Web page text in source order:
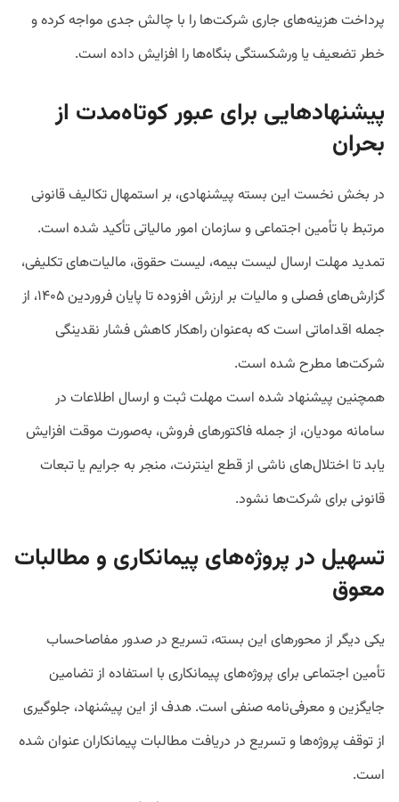
پرداخت هزینه‌های جاری شرکت‌ها را با چالش جدی مواجه کرده و
خطر تضعیف یا ورشکستگی بنگاه‌ها را افزایش داده است.
پیشنهادهایی برای عبور کوتاه‌مدت از
بحران
در بخش نخست این بسته پیشنهادی، بر استمهال تکالیف قانونی
مرتبط با تأمین اجتماعی و سازمان امور مالیاتی تأکید شده است.
تمدید مهلت ارسال لیست بیمه، لیست حقوق، مالیات‌های تکلیفی،
گزارش‌های فصلی و مالیات بر ارزش افزوده تا پایان فروردین ۱۴۰۵، از
جمله اقداماتی است که به‌عنوان راهکار کاهش فشار نقدینگی
شرکت‌ها مطرح شده است.
همچنین پیشنهاد شده است مهلت ثبت و ارسال اطلاعات در
سامانه مودیان، از جمله فاکتورهای فروش، به‌صورت موقت افزایش
یابد تا اختلال‌های ناشی از قطع اینترنت، منجر به جرایم یا تبعات
قانونی برای شرکت‌ها نشود.
تسهیل در پروژه‌های پیمانکاری و مطالبات
معوق
یکی دیگر از محورهای این بسته، تسریع در صدور مفاصاحساب
تأمین اجتماعی برای پروژه‌های پیمانکاری با استفاده از تضامین
جایگزین و معرفی‌نامه صنفی است. هدف از این پیشنهاد، جلوگیری
از توقف پروژه‌ها و تسریع در دریافت مطالبات پیمانکاران عنوان شده
است.